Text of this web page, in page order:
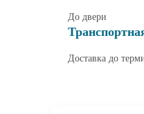
До двери
Доставка до